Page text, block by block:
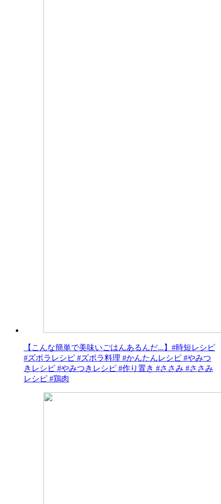
【こんな簡単で美味いごはんあるんだ...】#時短レシピ
#ズボラレシピ #ズボラ料理 #かんたんレシピ #やみつ
きレシピ #やみつきレシピ #作り置き #ささみ #ささみ
レシピ #鶏肉